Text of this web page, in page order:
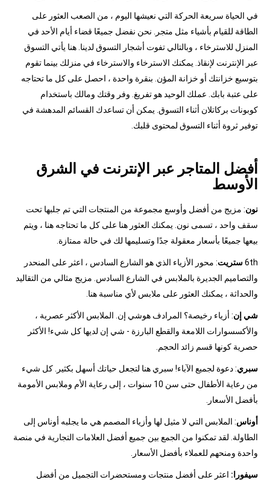
في الحياة سريعة الحركة التي نعيشها اليوم ، من الصعب العثور على
الطاقة للقيام بأشياء مثل متجر. نحن نفضل جميعًا قضاء أيام الأحد في
المنزل للاسترخاء ، وبالتالي تفوت أشجار التسوق لدينا. هنا يأتي التسوق
عبر الإنترنت لإنقاذ. يمكنك الاسترخاء والاسترخاء في منزلك بينما تقوم
بتوسيع خزانتك أو خزانة المؤن. بنقرة واحدة ، احصل على كل ما تحتاجه
على عتبة بابك. عملك الوحيد هو تفريغ. وفر وقتك ومالك باستخدام
كوبونات بركاتلان أثناء التسوق. يمكن أن تساعدك القسائم المدهشة في
توفير ثروة أثناء التسوق لمحتوى قلبك.
أفضل المتاجر عبر الإنترنت في الشرق
الأوسط
نون: مزيج من أفضل وأوسع مجموعة من المنتجات التي تم جلبها تحت
سقف واحد ، تسمى نون. يمكنك العثور هنا على كل ما تحتاجه هنا ، ويتم
بيعها جميعًا بأسعار معقولة جدًا وتسليمها لك في حالة ممتازة.
6thستريت: محور الأزياء الذي هو الشارع السادس ، اعثر على المنحدر
والتصاميم الجديرة بالملابس في الشارع السادس. مزيج مثالي من التقاليد
والحداثة ، يمكنك العثور على ملابس لأي مناسبة هنا.
شي إن: أزياء رخيصة؟ المرادف هوشي إن. الملابس الأكثر عصرية ،
والأكسسوارات اللامعة والقطع البارزة - شي إن لديها كل شيء! الأكثر
حصرية كونها قسم زائد الحجم.
سبري: دعوة لجميع الآباء! سبري هنا لتجعل حياتك أسهل بكثير. كل شيء
من رعاية الأطفال حتى سن 10 سنوات ، إلى رعاية الأم وملابس الأمومة
بأفضل الأسعار.
أوناس: الملابس التي لا مثيل لها وأزياء المصمم هي ما يجلبه أوناس إلى
الطاولة. لقد تمكنوا من الجمع بين جميع أفضل العلامات التجارية في منصة
واحدة ومنحهم للعملاء بأفضل الأسعار.
سيفورا: اعثر على أفضل منتجات ومستحضرات التجميل من أفضل